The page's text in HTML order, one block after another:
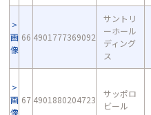
画
像
66 4901777369092
サントリ
ーホール
ディング
ス
画
像
67 4901880204723
サッポロ
ビール